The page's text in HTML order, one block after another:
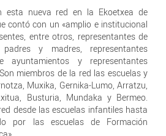
esta nueva red en la Ekoetxea de
contó con un «amplio e institucional
entre otros, representantes de
y madres, representantes
ayuntamientos y representantes
miembros de la red las escuelas y
Muxika, Gernika-Lumo, Arratzu,
Busturia, Mundaka y Bermeo.
desde las escuelas infantiles hasta
por las escuelas de Formación